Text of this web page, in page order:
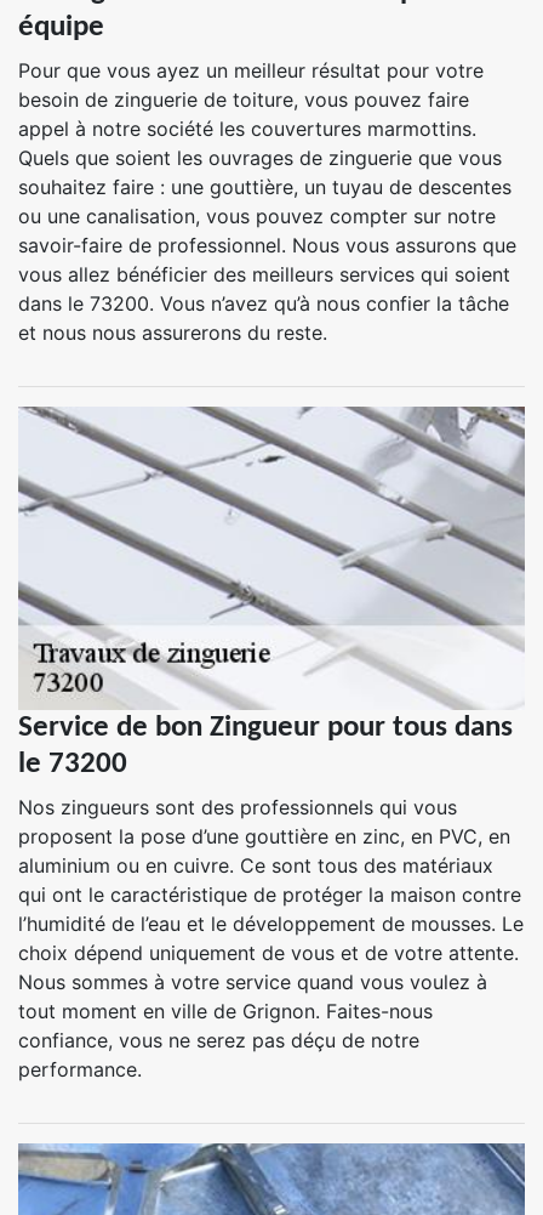
équipe
Pour que vous ayez un meilleur résultat pour votre
besoin de zinguerie de toiture, vous pouvez faire
appel à notre société les couvertures marmottins.
Quels que soient les ouvrages de zinguerie que vous
souhaitez faire : une gouttière, un tuyau de descentes
ou une canalisation, vous pouvez compter sur notre
savoir-faire de professionnel. Nous vous assurons que
vous allez bénéficier des meilleurs services qui soient
dans le 73200. Vous n’avez qu’à nous confier la tâche
et nous nous assurerons du reste.
Service de bon Zingueur pour tous dans
le 73200
Nos zingueurs sont des professionnels qui vous
proposent la pose d’une gouttière en zinc, en PVC, en
aluminium ou en cuivre. Ce sont tous des matériaux
qui ont le caractéristique de protéger la maison contre
l’humidité de l’eau et le développement de mousses. Le
choix dépend uniquement de vous et de votre attente.
Nous sommes à votre service quand vous voulez à
tout moment en ville de Grignon. Faites-nous
confiance, vous ne serez pas déçu de notre
performance.